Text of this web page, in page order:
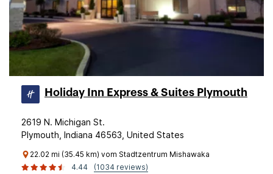
Holiday Inn Express & Suites Plymouth
2619 N. Michigan St.
Plymouth, Indiana 46563, United States
22.02 mi (35.45 km) vom Stadtzentrum Mishawaka
4.44
(1034 reviews)